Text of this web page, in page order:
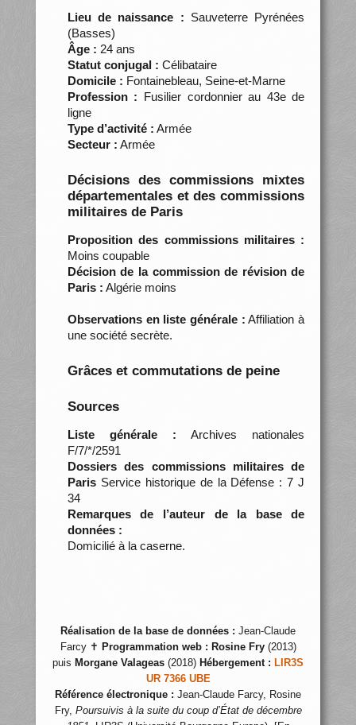
Lieu de naissance : Sauveterre Pyrénées
(Basses)
Âge : 24 ans
Statut conjugal : Célibataire
Domicile : Fontainebleau, Seine-et-Marne
Profession : Fusilier cordonnier au 43e de
ligne
Type d’activité : Armée
Secteur : Armée
Décisions des commissions mixtes
départementales et des commissions
militaires de Paris
Proposition des commissions militaires :
Moins coupable
Décision de la commission de révision de
Paris : Algérie moins
Observations en liste générale : Affiliation à
une société secrète.
Grâces et commutations de peine
Sources
Liste générale : Archives nationales
F/7/*/2591
Dossiers des commissions militaires de
ParisService historique de la Défense : 7 J
34
Remarques de l’auteur de la base de
données :
Domicilié à la caserne.
Réalisation de la base de données : Jean-Claude
Farcy ✝ Programmation web : Rosine Fry(2013)
puis Morgane Valageas (2018) Hébergement : LIR3S
UR 7366 UBE
Référence électronique : Jean-Claude Farcy, Rosine
Fry, Poursuivis à la suite du coup d’État de décembre